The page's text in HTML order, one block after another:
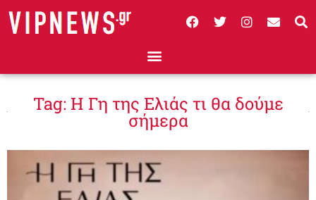
Tag: Η Γη της Ελιάς τι θα δούμε
σήμερα